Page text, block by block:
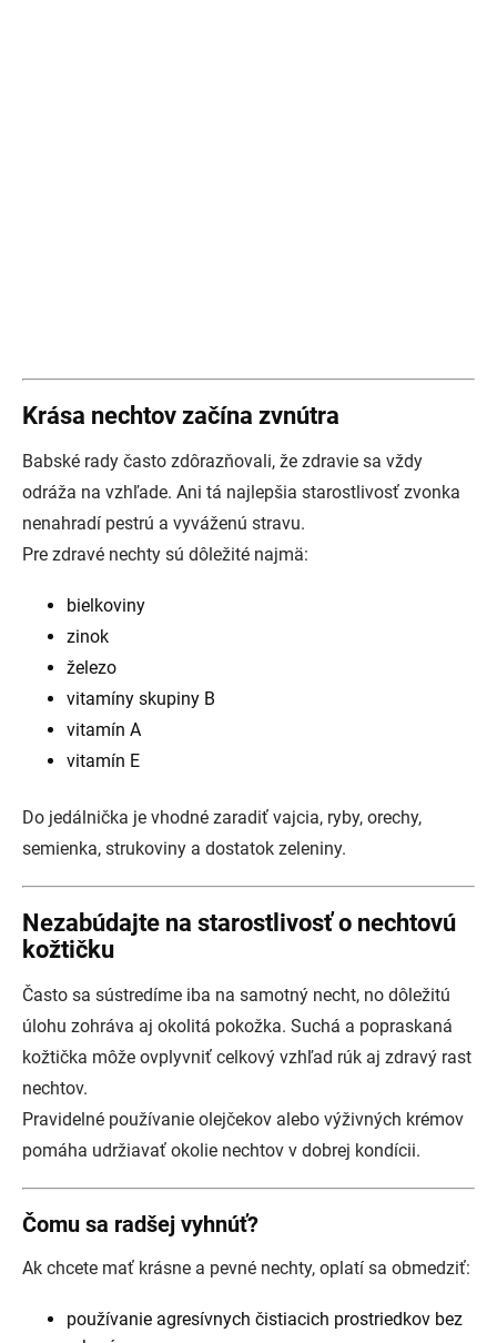
Krása nechtov začína zvnútra
Babské rady často zdôrazňovali, že zdravie sa vždy
odráža na vzhľade. Ani tá najlepšia starostlivosť zvonka
nenahradí pestrú a vyváženú stravu.
Pre zdravé nechty sú dôležité najmä:
bielkoviny
zinok
železo
vitamíny skupiny B
vitamín A
vitamín E
Do jedálnička je vhodné zaradiť vajcia, ryby, orechy,
semienka, strukoviny a dostatok zeleniny.
Nezabúdajte na starostlivosť o nechtovú
kožtičku
Často sa sústredíme iba na samotný necht, no dôležitú
úlohu zohráva aj okolitá pokožka. Suchá a popraskaná
kožtička môže ovplyvniť celkový vzhľad rúk aj zdravý rast
nechtov.
Pravidelné používanie olejčekov alebo výživných krémov
pomáha udržiavať okolie nechtov v dobrej kondícii.
Čomu sa radšej vyhnúť?
Ak chcete mať krásne a pevné nechty, oplatí sa obmedziť:
používanie agresívnych čistiacich prostriedkov bez